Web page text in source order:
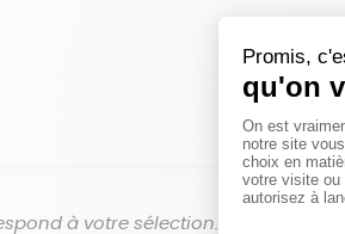
à votre sélection.